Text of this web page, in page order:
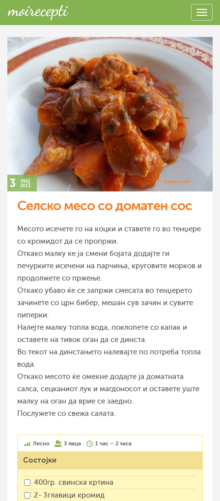
3 мај
2013
Селско месо со доматен сос
Месото исечете го на коцки и ставете го во тенџере
со кромидот да се пропржи.
Откако малку ке ја смени бојата додајте ги
печурките исечени на парчиња, круговите морков и
продолжете со пржење.
Откако убаво ќе се запржи смесата во тенџерето
зачинете со црн бибер, мешан сув зачин и сувите
пиперки.
Налејте малку топла вода, поклопете со капак и
оставете на тивок оган да се динста.
Во текот на динстањето налевајте по потреба топла
вода.
Откако месото ќе омекне додајте ја доматната
салса, сецканиот лук и магдоносот и оставете уште
малку на оган да врие се заедно.
Послужете со свежа салата.
Лесно 3 лица 1 час – 2 часа
Состојки
400гр. свинска кртина
2- 3главици кромид